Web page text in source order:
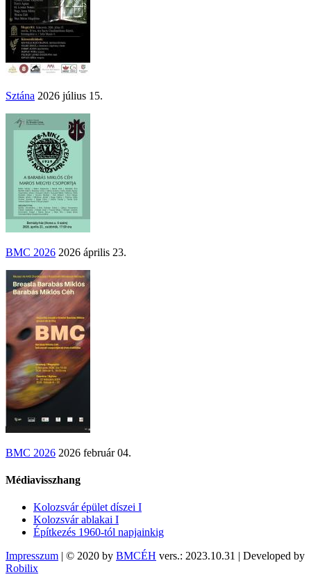
Sztána 2026 július 15.
BMC 2026 2026 április 23.
BMC 2026 2026 február 04.
Médiavisszhang
Kolozsvár épület díszei I
Kolozsvár ablakai I
Építkezés 1960-tól napjainkig
Impresszum | © 2020 by BMCÉH vers.: 2023.10.31 | Developed by
Robilix